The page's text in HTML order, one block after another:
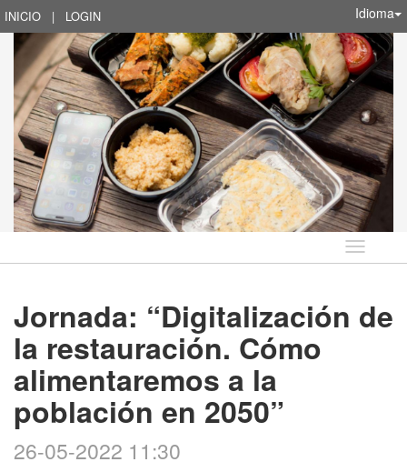
INICIO | LOGIN Idioma
Idioma
Jornada: “Digitalización de
la restauración. Cómo
alimentaremos a la
población en 2050”
26-05-2022 11:30